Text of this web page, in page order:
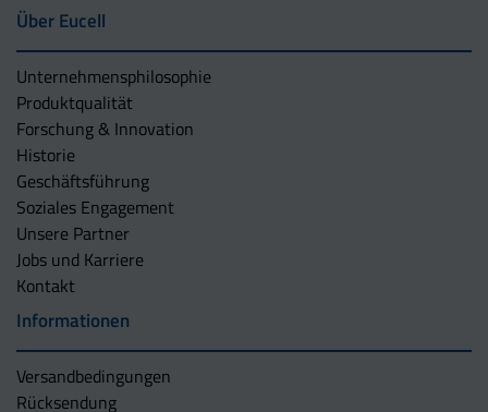
Über Eucell
Unternehmens­philosophie
Produktqualität
Forschung & Innovation
Historie
Geschäftsführung
Soziales Engagement
Unsere Partner
Jobs und Karriere
Kontakt
Informationen
Versandbedingungen
Rücksendung